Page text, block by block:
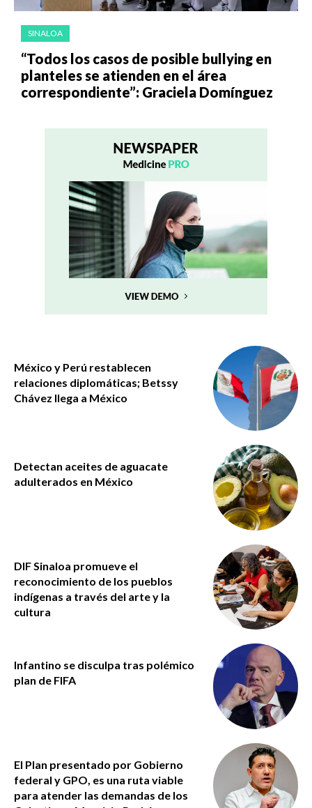
SINALOA
“Todos los casos de posible bullying en
planteles se atienden en el área
correspondiente”: Graciela Domínguez
México y Perú restablecen
relaciones diplomáticas; Betssy
Chávez llega a México
Detectan aceites de aguacate
adulterados en México
DIF Sinaloa promueve el
reconocimiento de los pueblos
indígenas a través del arte y la
cultura
Infantino se disculpa tras polémico
plan de FIFA
El Plan presentado por Gobierno
federal y GPO, es una ruta viable
para atender las demandas de los